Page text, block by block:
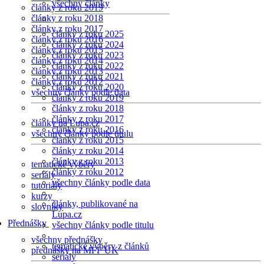
články z roku 2019
články z roku 2018
články z roku 2017
články z roku 2016
články z roku 2015
články z roku 2014
články z roku 2013
články z roku 2012
všechny články podle data
články na Lupa.cz
všechny články podle titulu
tematické výběry
seriály
tutoriály
kurzy
slovníky
Přednášky
všechny přednášky
přednášky na MFF UK
všechny články
články z roku 2025
články z roku 2024
články z roku 2023
články z roku 2022
články z roku 2021
články z roku 2020
články z roku 2019
články z roku 2018
články z roku 2017
články z roku 2016
články z roku 2015
články z roku 2014
články z roku 2013
články z roku 2012
všechny články podle data
články, publikované na
Lupa.cz
všechny články podle titulu
tematické výběry z článků
seriály